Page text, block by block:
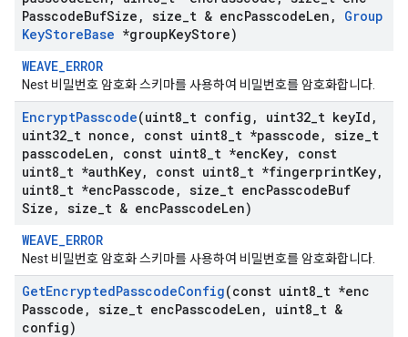
PasscodeBufSize , size t & encPasscodeLen ,
Group
KeyStoreBase *groupKeyStore)
WEAVE_ERROR
Nest 비밀번호 암호화 스키마를 사용하여 비밀번호를 암호화합니다.
EncryptPasscode(uint8 t config , uint32 t keyId ,
uint32 t nonce , const uint8 t *passcode , size t
passcodeLen , const uint8 t *encKey,
const
uint8 t *authKey, const uint8 t *fingerprintKey,
uint8 t *encPasscode , size t encPasscodeBuf
Size , size t & encPasscodeLen)
WEAVE_ERROR
Nest 비밀번호 암호화 스키마를 사용하여 비밀번호를 암호화합니다.
GetEncryptedPasscodeConfig(const uint8 t *enc
Passcode , size t encPasscodeLen , uint8 t &
config)